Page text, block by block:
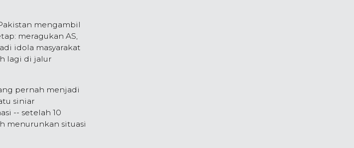
mengambil
meragukan AS,
idola masyarakat
lagi di jalur
pernah menjadi
siniar
-- setelah 10
menurunkan situasi